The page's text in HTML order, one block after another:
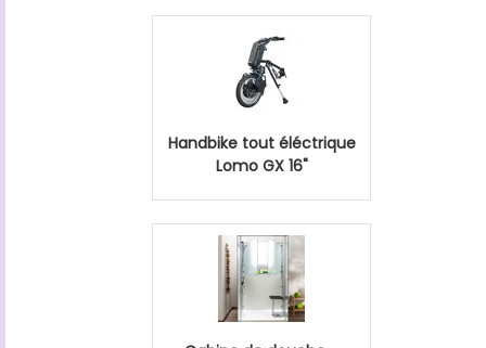
Handbike tout éléctrique
Lomo GX 16"